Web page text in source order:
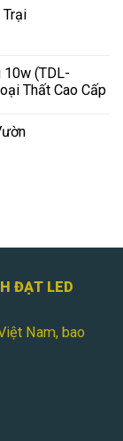
Trại
10w (TDL-
Thất Cao Cấp
ĐẠT LED
Nam, bao